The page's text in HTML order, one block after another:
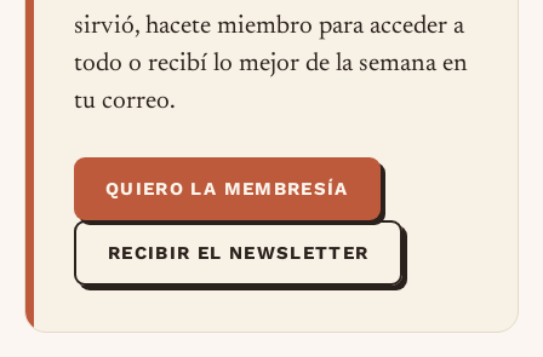
sirvió, hacete miembro para acceder a
todo o recibí lo mejor de la semana en
tu correo.
QUIERO LA MEMBRESÍA
RECIBIR EL NEWSLETTER